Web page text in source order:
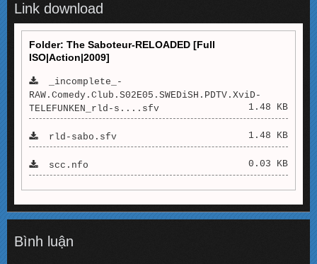
Link download
Folder: The Saboteur-RELOADED [Full
ISO|Action|2009]
_incomplete_-
RAW.Comedy.Club.S02E05.SWEDiSH.PDTV.XviD-
TELEFUNKEN_rld-s....sfv
1.48 KB
rld-sabo.sfv 1.48 KB
scc.nfo 0.03 KB
Bình luận